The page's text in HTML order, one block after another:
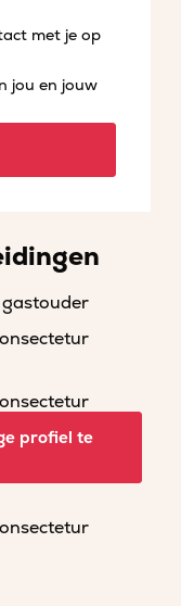
met je op
jou en jouw
profiel te